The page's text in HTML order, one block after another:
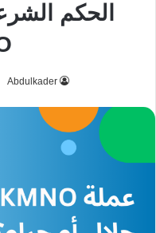
الحكم
Abdulkader